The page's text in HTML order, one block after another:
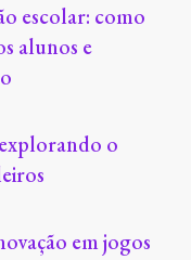
escolar: como
alunos e
o
em jogos